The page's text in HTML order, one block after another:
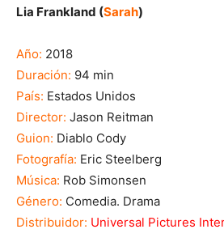
Lia Frankland (Sarah)
Año: 2018
Duración: 94 min
País: Estados Unidos
Director: Jason Reitman
Guion: Diablo Cody
Fotografía: Eric Steelberg
Música: Rob Simonsen
Género: Comedia. Drama
Distribuidor: Universal Pictures